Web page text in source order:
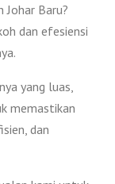
Johar Baru?
dan efesiensi
yang luas,
memastikan
dan